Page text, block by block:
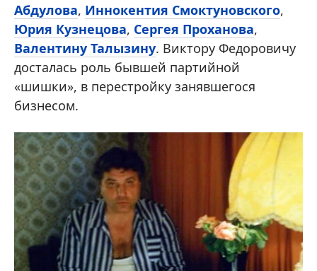
Абдулова, Иннокентия Смоктуновского,
Юрия Кузнецова, Сергея Проханова,
Валентину Талызину. Виктору Федоровичу
досталась роль бывшей партийной
«шишки», в перестройку занявшегося
бизнесом.